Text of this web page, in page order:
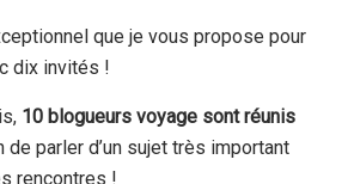
que je vous propose pour
dix invités !
10 blogueurs voyage sont réunis
de parler d’un sujet très important
rencontres !